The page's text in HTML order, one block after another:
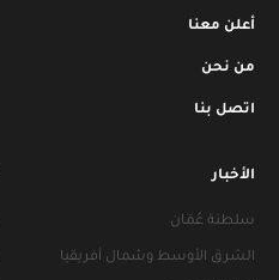
أعلن معنا
من نحن
اتصل بنا
الأخبار
سلطنة عُمَان
الشرق الأوسط وشمال أفريقيا